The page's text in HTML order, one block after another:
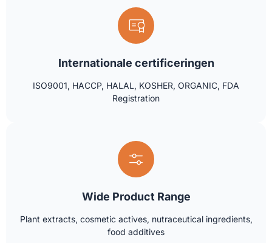
Internationale certificeringen
ISO9001, HACCP, HALAL, KOSHER, ORGANIC, FDA
Registration
Wide Product Range
Plant extracts, cosmetic actives, nutraceutical ingredients,
food additives